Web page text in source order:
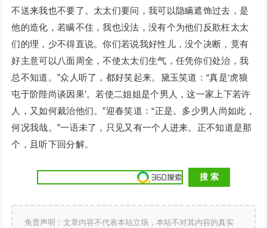
不送来我也不要了。太太们要问，我可以隐瞒遮饰过去，是
他的造化，若瞒不住，我也没法，没有个为他们反欺枉太太
们的理，少不得直说。你们若说我好性儿，没个决断，竟有
好主意可以八面周全，不使太太们生气，任凭你们处治，我
总不知道。”众人听了，都好笑起来。黛玉笑道：“真是‘虎狼
屯于阶陛尚谈因果’。若使二姐姐是个男人，这一家上下若许
人，又如何裁治他们。”迎春笑道：“正是。多少男人尚如此，
何况我哉。”一语未了，只见又有一个人进来。正不知道是那
个，且听下回分解。
免责声明：文章内容不代表本站立场，本站不对其内容的真实